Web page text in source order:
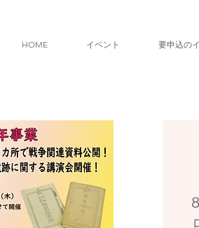
HOME イベント 要申込の